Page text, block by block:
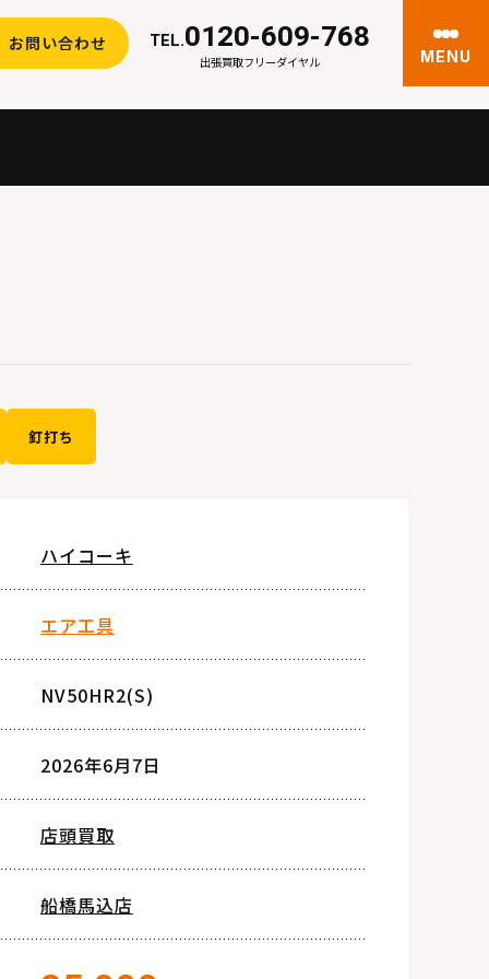
お問い合わせ TEL.0120-609-768
出張買取フリーダイヤル MENU
釘打ち
ハイコーキ
エア工具
NV50HR2(S)
2026年6月7日
店頭買取
船橋馬込店